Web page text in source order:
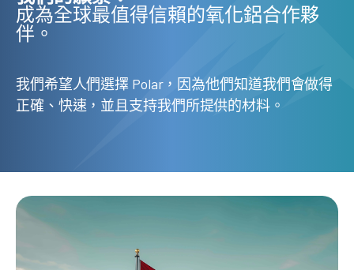
成為全球最值得信賴的氧化鋁合作夥
伴。
我們希望人們選擇 Polar，因為他們知道我們會做得
正確、快速，並且支持我們所提供的材料。